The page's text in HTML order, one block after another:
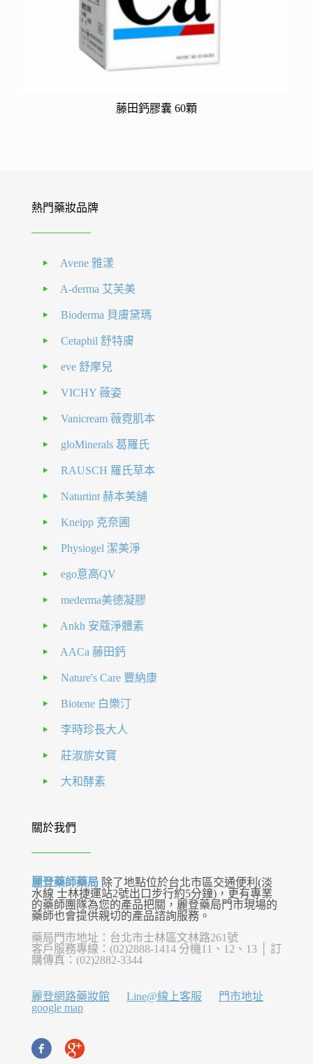
藤田鈣膠囊 60顆
熱門藥妝品牌
Avene 雅漾
A-derma 艾芙美
Bioderma 貝膚黛瑪
Cetaphil 舒特膚
eve 舒摩兒
VICHY 薇姿
Vanicream 薇霓肌本
gloMinerals 葛羅氏
RAUSCH 羅氏草本
Naturtint 赫本美舖
Kneipp 克奈圃
Physiogel 潔美淨
ego意高QV
mederma美德凝膠
Ankh 安蔻淨體素
AACa 藤田鈣
Nature's Care 豐納康
Biotene 白樂汀
李時珍長大人
莊淑旂女寶
大和酵素
關於我們
麗登藥師藥局 除了地點位於台北市區交通便利(淡
水線 士林捷運站2號出口步行約5分鐘)，更有專業
的藥師團隊為您的產品把關，麗登藥局門市現場的
藥師也會提供親切的產品諮詢服務。
藥局門市地址：台北市士林區文林路261號
客戶服務專線：(02)2888-1414 分機11、12、13 │ 訂
購傳真：(02)2882-3344
麗登網路藥妝館 Line@線上客服
門市地址
google map